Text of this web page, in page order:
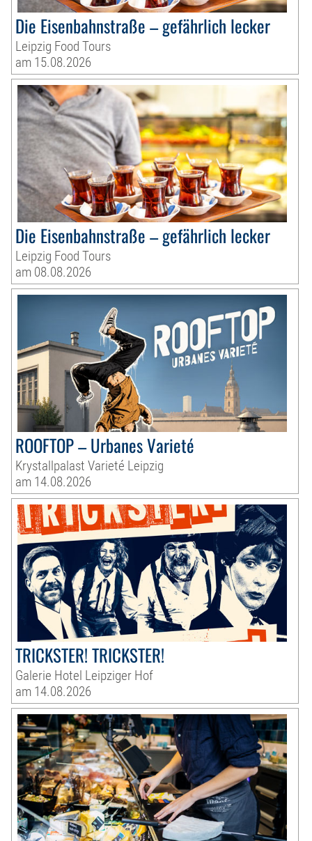
Die Eisenbahnstraße – gefährlich lecker
Leipzig Food Tours
am 15.08.2026
Die Eisenbahnstraße – gefährlich lecker
Leipzig Food Tours
am 08.08.2026
ROOFTOP – Urbanes Varieté
Krystallpalast Varieté Leipzig
am 14.08.2026
TRICKSTER! TRICKSTER!
Galerie Hotel Leipziger Hof
am 14.08.2026